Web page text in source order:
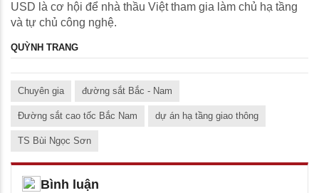
USD là cơ hội để nhà thầu Việt tham gia làm chủ hạ tầng
và tự chủ công nghệ.
QUỲNH TRANG
Chuyên gia đường sắt Bắc - Nam
Đường sắt cao tốc Bắc Nam dự án hạ tầng giao thông
TS Bùi Ngọc Sơn
Bình luận